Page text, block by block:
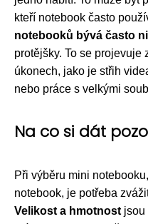
kteří notebook často
notebooků bývá často
protějšky. To se projevuje
úkonech, jako je střih
nebo práce s velkými
Na co si dát
Při výběru mini
notebook, je potřeba
Velikost a hmotnost jsou